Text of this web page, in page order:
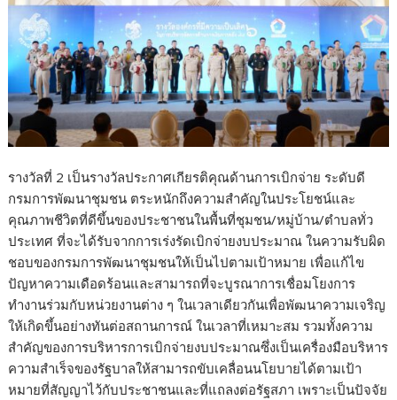
รางวัลที่ 2 เป็นรางวัลประกาศเกียรติคุณด้านการเบิกจ่าย ระดับดี
กรมการพัฒนาชุมชน ตระหนักถึงความสำคัญในประโยชน์และ
คุณภาพชีวิตที่ดีขึ้นของประชาชนในพื้นที่ชุมชน/หมู่บ้าน/ตำบลทั่ว
ประเทศ ที่จะได้รับจากการเร่งรัดเบิกจ่ายงบประมาณ ในความรับผิด
ชอบของกรมการพัฒนาชุมชนให้เป็นไปตามเป้าหมาย เพื่อแก้ไข
ปัญหาความเดือดร้อนและสามารถที่จะบูรณาการเชื่อมโยงการ
ทำงานร่วมกับหน่วยงานต่าง ๆ ในเวลาเดียวกันเพื่อพัฒนาความเจริญ
ให้เกิดขึ้นอย่างทันต่อสถานการณ์ ในเวลาที่เหมาะสม รวมทั้งความ
สำคัญของการบริหารการเบิกจ่ายงบประมาณซึ่งเป็นเครื่องมือบริหาร
ความสำเร็จของรัฐบาลให้สามารถขับเคลื่อนนโยบายได้ตามเป้า
หมายที่สัญญาไว้กับประชาชนและที่แถลงต่อรัฐสภา เพราะเป็นปัจจัย